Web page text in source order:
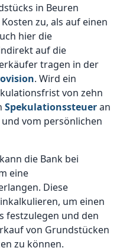
in Beuren
zu, als auf einen
hier die
auf die
tragen in der
. Wird ein
von zehn
Spekulationssteueran
vom persönlichen
die Bank bei
eine
Diese
um einen
festzulegen und den
von Grundstücken
zu können.